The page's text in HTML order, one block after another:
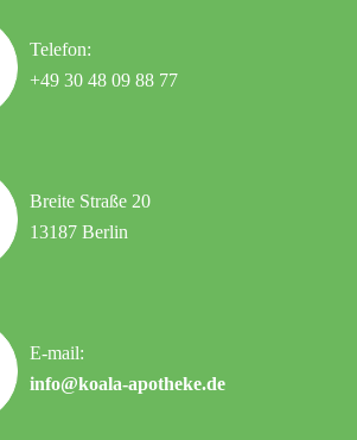
Telefon:
+49 30 48 09 88 77
Breite Straße 20
13187 Berlin
E-mail:
info@koala-apotheke.de